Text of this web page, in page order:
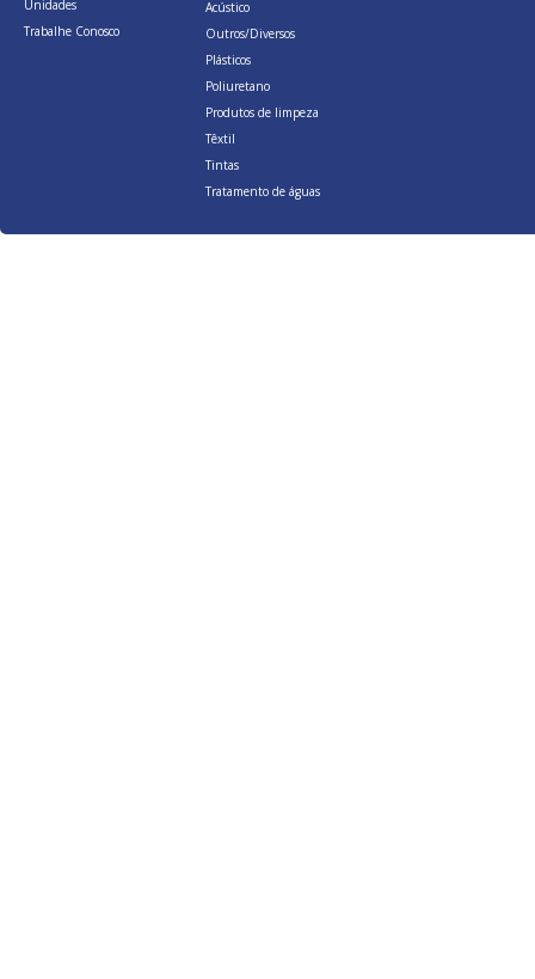
Unidades
Trabalhe Conosco
Acústico
Outros/Diversos
Plásticos
Poliuretano
Produtos de limpeza
Têxtil
Tintas
Tratamento de águas